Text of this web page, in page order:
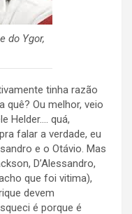
do Ygor,
tinha razão
quê? Ou melhor, veio
Helder…. quá,
falar a verdade, eu
e o Otávio. Mas
D’Alessandro,
que foi vitima),
devem
é porque é